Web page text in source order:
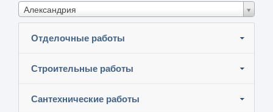
Александрия
Отделочные работы
Строительные работы
Сантехнические работы